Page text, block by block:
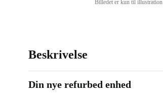
Billedet er kun til illustration
Beskrivelse
Din nye refurbed enhed